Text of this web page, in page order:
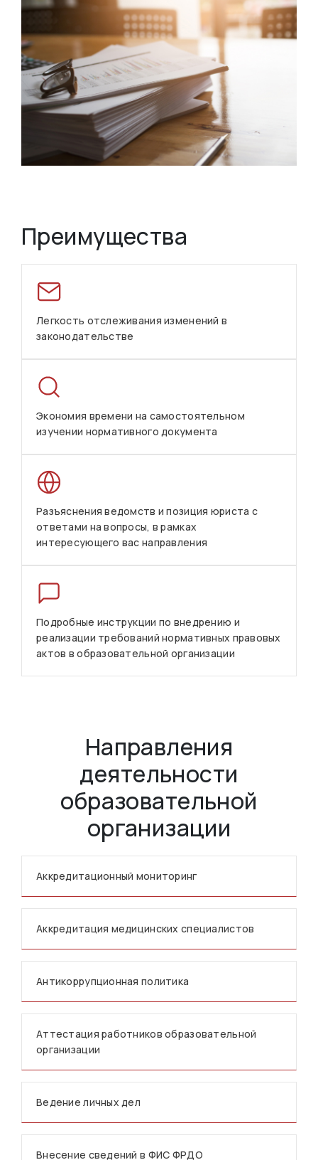
Преимущества
Легкость отслеживания изменений в
законодательстве
Экономия времени на самостоятельном
изучении нормативного документа
Разъяснения ведомств и позиция юриста с
ответами на вопросы, в рамках
интересующего вас направления
Подробные инструкции по внедрению и
реализации требований нормативных правовых
актов в образовательной организации
Направления
деятельности
образовательной
организации
Аккредитационный мониторинг
Аккредитация медицинских специалистов
Антикоррупционная политика
Аттестация работников образовательной
организации
Ведение личных дел
Внесение сведений в ФИС ФРДО